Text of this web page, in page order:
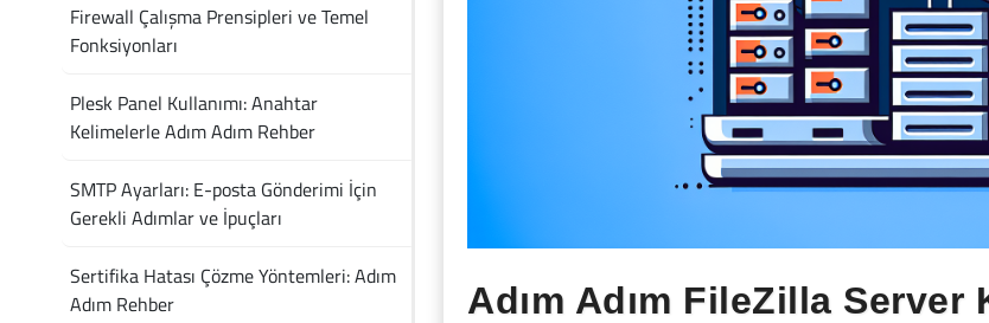
Adım Adım FileZilla Server
Firewall Çalışma Prensipleri ve Temel
Fonksiyonları
Plesk Panel Kullanımı: Anahtar
Kelimelerle Adım Adım Rehber
SMTP Ayarları: E-posta Gönderimi İçin
Gerekli Adımlar ve İpuçları
Sertifika Hatası Çözme Yöntemleri: Adım
Adım Rehber